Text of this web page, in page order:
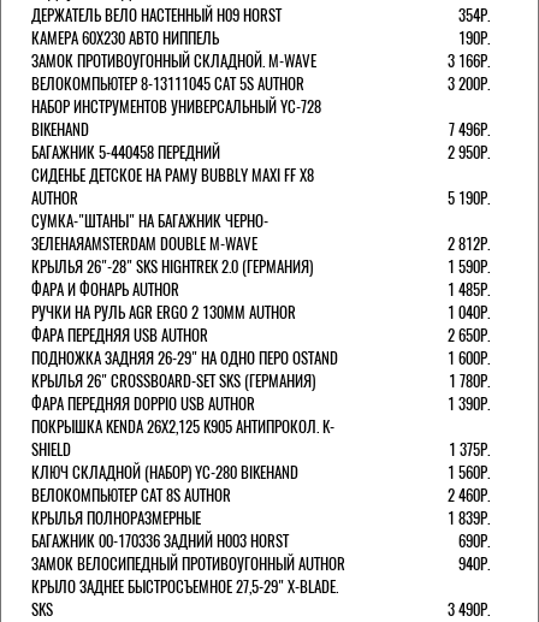
ДЕРЖАТЕЛЬ ВЕЛО НАСТЕННЫЙ H09 HORST
354Р.
КАМЕРА 60X230 АВТО НИППЕЛЬ
190Р.
ЗАМОК ПРОТИВОУГОННЫЙ СКЛАДНОЙ. M-WAVE
3 166Р.
ВЕЛОКОМПЬЮТЕР 8-13111045 CAT 5S AUTHOR
3 200Р.
НАБОР ИНСТРУМЕНТОВ УНИВЕРСАЛЬНЫЙ YC-728
BIKEHAND
7 496Р.
БАГАЖНИК 5-440458 ПЕРЕДНИЙ
2 950Р.
СИДЕНЬЕ ДЕТСКОЕ НА РАМУ BUBBLY MAXI FF X8
AUTHOR
5 190Р.
СУМКА-"ШТАНЫ" НА БАГАЖНИК ЧЕРНО-
ЗЕЛЕНАЯAMSTERDAM DOUBLE M-WAVE
2 812Р.
КРЫЛЬЯ 26"-28" SKS HIGHTREK 2.0 (ГЕРМАНИЯ)
1 590Р.
ФАРА И ФОНАРЬ AUTHOR
1 485Р.
РУЧКИ НА РУЛЬ AGR ERGO 2 130ММ AUTHOR
1 040Р.
ФАРА ПЕРЕДНЯЯ USB AUTHOR
2 650Р.
ПОДНОЖКА ЗАДНЯЯ 26-29" НА ОДНО ПЕРО OSTAND
1 600Р.
КРЫЛЬЯ 26" CROSSBOARD-SET SKS (ГЕРМАНИЯ)
1 780Р.
ФАРА ПЕРЕДНЯЯ DOPPIO USB AUTHOR
1 390Р.
ПОКРЫШКА KENDA 26Х2,125 K905 АНТИПРОКОЛ. K-
SHIELD
1 375Р.
КЛЮЧ СКЛАДНОЙ (НАБОР) YC-280 BIKEHAND
1 560Р.
ВЕЛОКОМПЬЮТЕР CAT 8S AUTHOR
2 460Р.
КРЫЛЬЯ ПОЛНОРАЗМЕРНЫЕ
1 839Р.
БАГАЖНИК 00-170336 ЗАДНИЙ H003 HORST
690Р.
ЗАМОК ВЕЛОСИПЕДНЫЙ ПРОТИВОУГОННЫЙ AUTHOR
940Р.
КРЫЛО ЗАДНЕЕ БЫСТРОСЪЕМНОЕ 27,5-29" X-BLADE.
SKS
3 490Р.